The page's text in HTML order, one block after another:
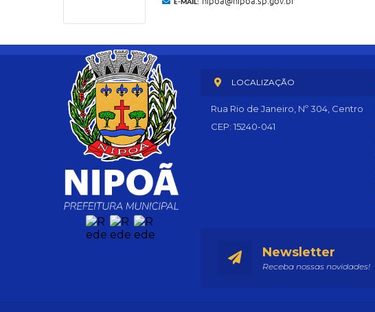
LOCALIZAÇÃO
Rua Rio de Janeiro, Nº 304, Centro
CEP: 15240-041
Newsletter
Receba nossas novidades!